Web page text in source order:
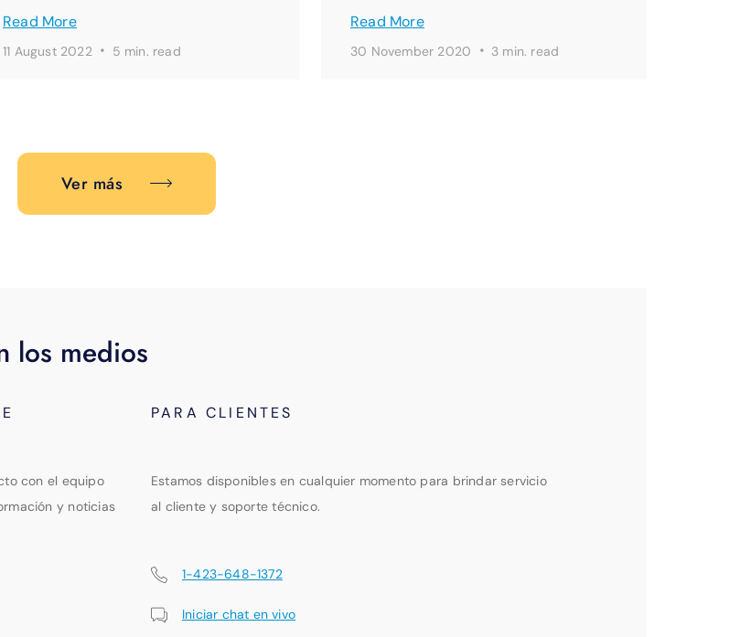
Read More Read More
11 August 2022 · 5 min. read 30 November 2020 · 3 min. read
Ver más
los medios
PARA CLIENTES
con el equipo
y noticias
Estamos disponibles en cualquier momento para brindar servicio
al cliente y soporte técnico.
1-423-648-1372
Iniciar chat en vivo